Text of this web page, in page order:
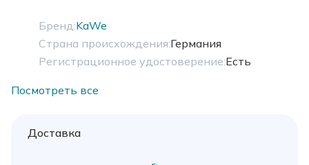
Бренд:KaWe
Страна происхождения:Германия
Регистрационное удостоверение:Есть
Посмотреть все
Доставка